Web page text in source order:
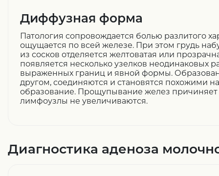
Диффузная форма
Патология сопровождается болью разлитого
ощущается по всей железе. При этом грудь
из сосков отделяется желтоватая или
появляется несколько узелков неодинаковых
выраженных границ и явной формы.
другом, соединяются и становятся похожими
образование. Прощупывание желез причиняет
лимфоузлы не увеличиваются.
Диагностика аденоза